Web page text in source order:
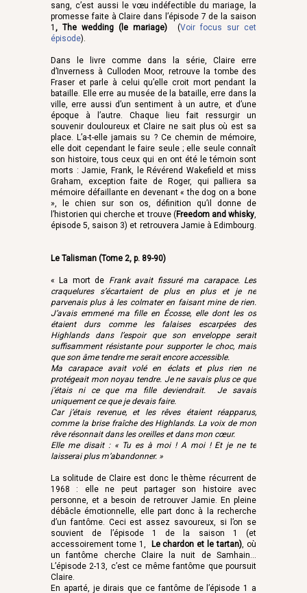
sang, c’est aussi le vœu indéfectible du mariage, la
promesse faite à Claire dans l’épisode 7 de la saison
1 ,The wedding (le mariage) (Voir focus sur cet
épisode).
Dans le livre comme dans la série, Claire erre
d’Inverness à Culloden Moor, retrouve la tombe des
Fraser et parle à celui qu’elle croit mort pendant la
bataille. Elle erre au musée de la bataille, erre dans la
ville, erre aussi d’un sentiment à un autre, et d’une
époque à l’autre. Chaque lieu fait ressurgir un
souvenir douloureux et Claire ne sait plus où est sa
place. L’a-t-elle jamais su ? Ce chemin de mémoire,
elle doit cependant le faire seule ; elle seule connaît
son histoire, tous ceux qui en ont été le témoin sont
morts : Jamie, Frank, le Révérend Wakefield et miss
Graham, exception faite de Roger, qui palliera sa
mémoire défaillante en devenant « the dog on a bone
», le chien sur son os, définition qu’il donne de
l’historien qui cherche et trouve (Freedom and whisky,
épisode 5, saison 3) et retrouvera Jamie à Edimbourg.
Le Talisman (Tome 2, p. 89-90)
« La mort de Frank avait fissuré ma carapace. Les
craquelures s’écartaient de plus en plus et je ne
parvenais plus à les colmater en faisant mine de rien.
J’avais emmené ma fille en Écosse, elle dont les os
étaient durs comme les falaises escarpées des
Highlands dans l’espoir que son enveloppe serait
suffisamment résistante pour supporter le choc, mais
que son âme tendre me serait encore accessible.
Ma carapace avait volé en éclats et plus rien ne
protégeait mon noyau tendre. Je ne savais plus ce que
j’étais ni ce que ma fille deviendrait. Je savais
uniquement ce que je devais faire.
Car j’étais revenue, et les rêves étaient réapparus,
comme la brise fraîche des Highlands. La voix de mon
rêve résonnait dans les oreilles et dans mon cœur.
Elle me disait : « Tu es à moi ! A moi ! Et je ne te
laisserai plus m’abandonner. »
La solitude de Claire est donc le thème récurrent de
1968 : elle ne peut partager son histoire avec
personne, et a besoin de retrouver Jamie. En pleine
débâcle émotionnelle, elle part donc à la recherche
d’un fantôme. Ceci est assez savoureux, si l’on se
souvient de l’épisode 1 de la saison 1 (et
accessoirement tome 1,
Le chardon et le tartan), où
un fantôme cherche Claire la nuit de Samhain…
L’épisode 2-13, c’est ce même fantôme que poursuit
Claire.
En aparté, je dirais que ce fantôme de l’épisode 1 a